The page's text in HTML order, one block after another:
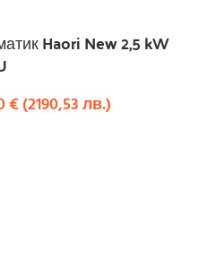
Haori New 2,5 kW
€(2190,53лв.)